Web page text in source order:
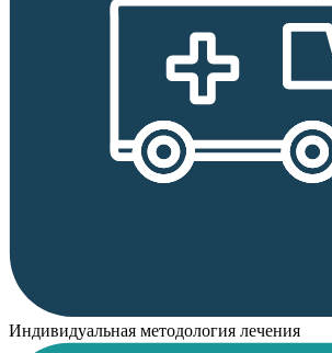
Индивидуальная методология лечения